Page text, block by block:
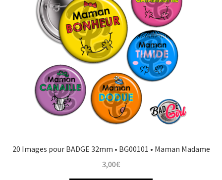
Mon compte
Wishlist
Politique de Confidentialité
Validation de la commande
20 Images pour BADGE 32mm • BG00101 • Maman Madame
3,00€